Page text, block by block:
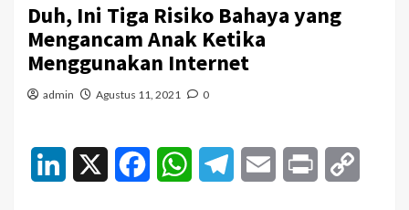
Duh, Ini Tiga Risiko Bahaya yang
Mengancam Anak Ketika
Menggunakan Internet
admin Agustus 11, 2021 0
LinkedIn FacebookWhatsAppTelegramEmail Print